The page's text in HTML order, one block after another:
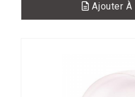
Ajouter